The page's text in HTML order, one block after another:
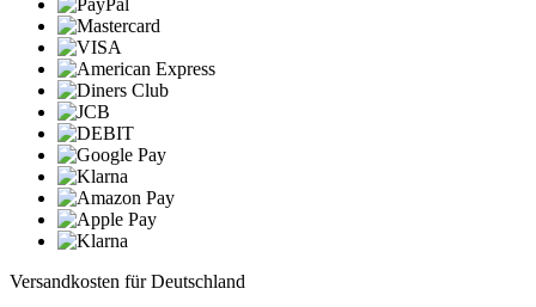
Versandkosten für Deutschland